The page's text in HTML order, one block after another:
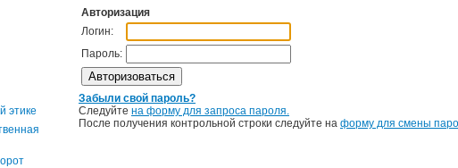
этике
Авторизация
Логин:
Пароль:
Забыли свой пароль?
Следуйте на форму для запроса пароля.
После получения контрольной строки следуйте на форму для смены